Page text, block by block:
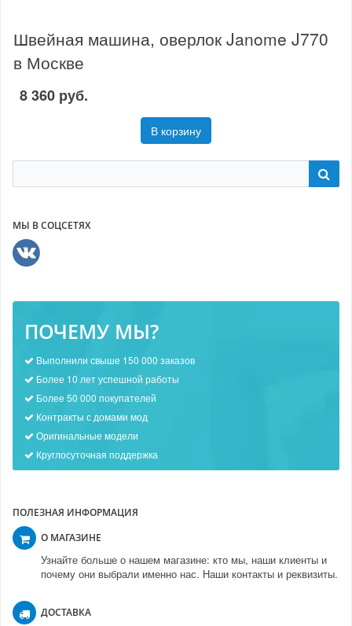
Швейная машина, оверлок Janome J770
в Москве
8 360 руб.
В корзину
МЫ В СОЦСЕТЯХ
ПОЧЕМУ МЫ?
Выполнили свыше 150 000 заказов
Более 10 лет успешной работы
Более 50 000 покупателей
Контракты с домами мод
Оригинальные модели
Круглосуточная поддержка
ПОЛЕЗНАЯ ИНФОРМАЦИЯ
О МАГАЗИНЕ
Узнайте больше о нашем магазине: кто мы, наши клиенты и
почему они выбрали именно нас. Наши контакты и реквизиты.
ДОСТАВКА